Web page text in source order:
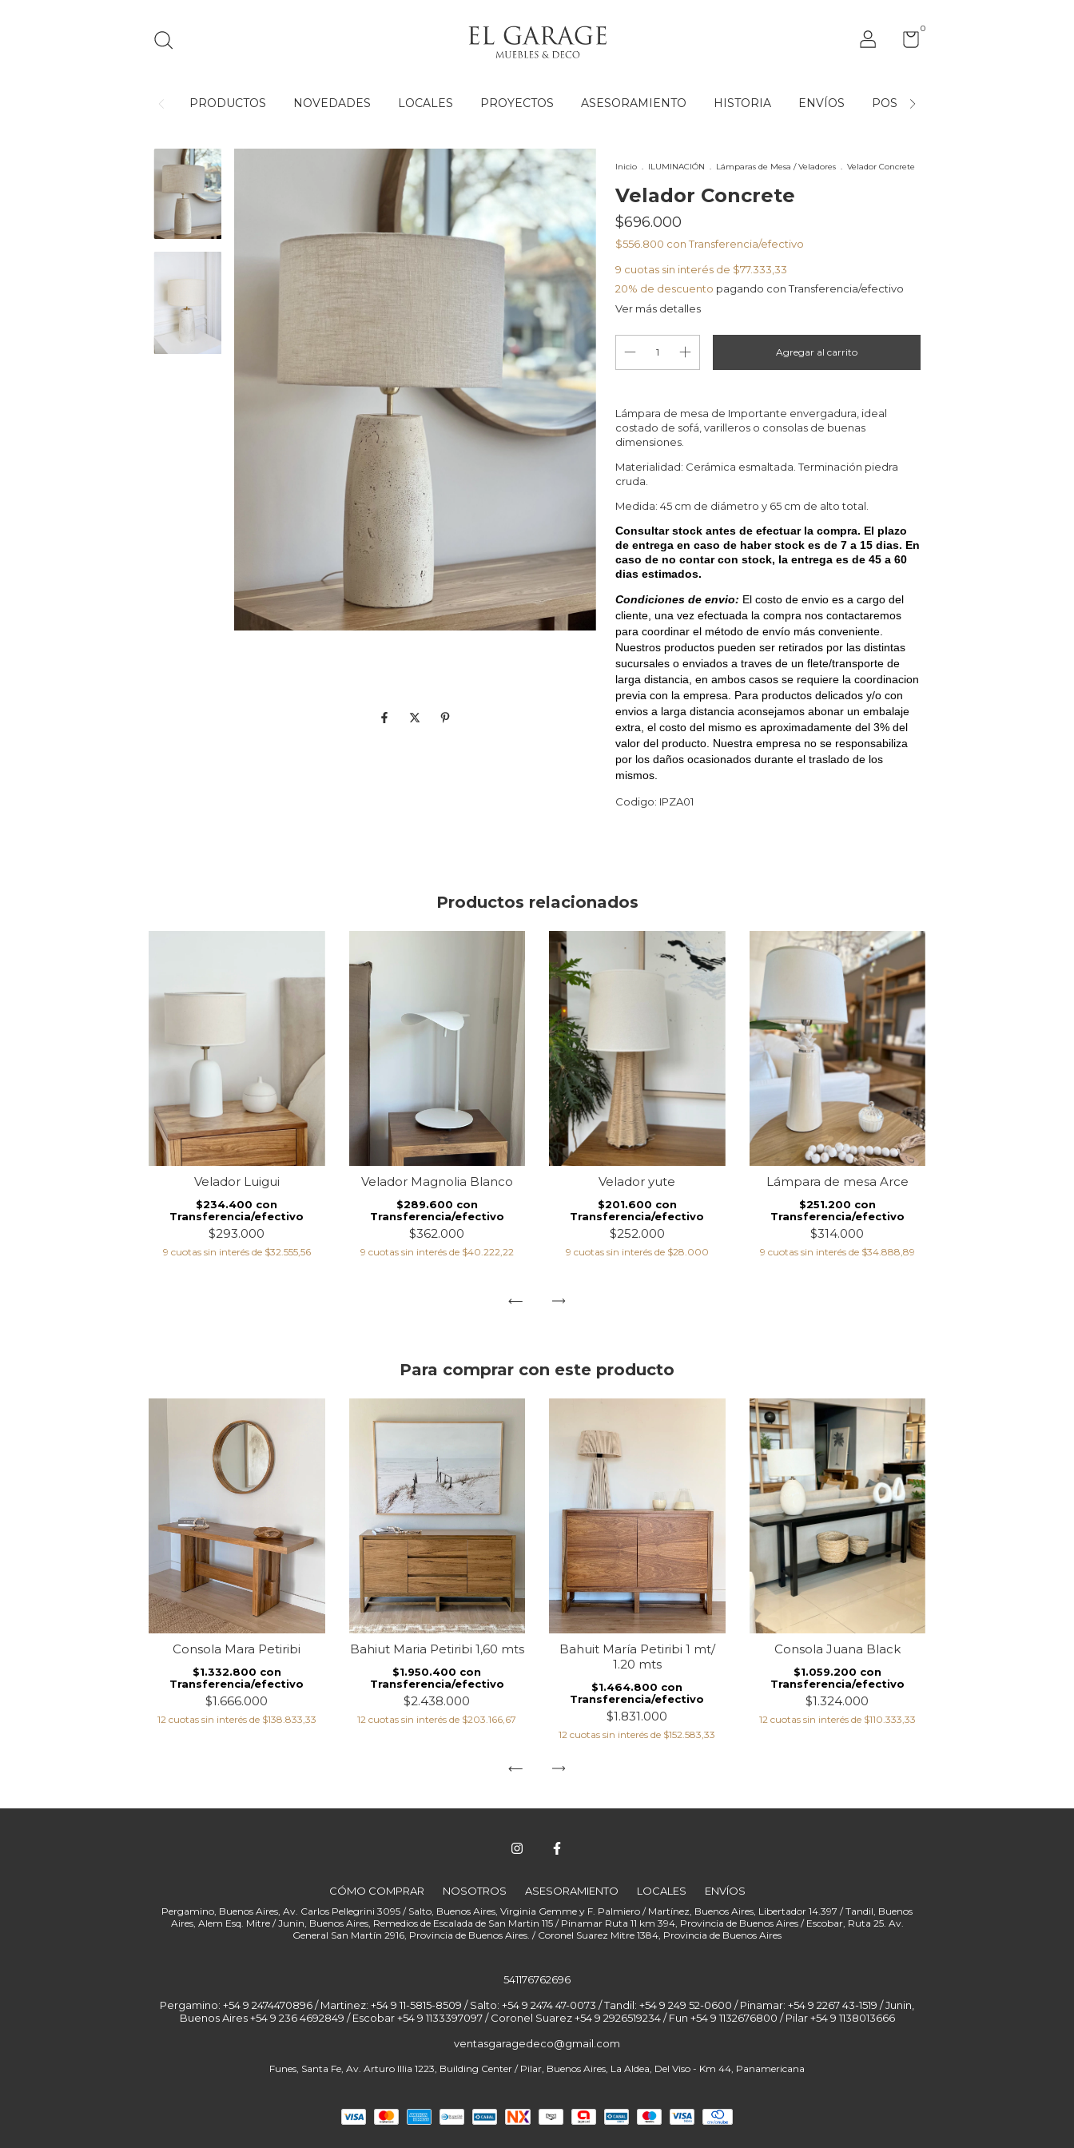
0
PRODUCTOS NOVEDADES LOCALES PROYECTOS ASESORAMIENTO HISTORIA ENVÍOS POST VENTA
Inicio . ILUMINACIÓN . Lámparas de Mesa / Veladores . Velador Concrete
Velador Concrete
$696.000
$556.800 con Transferencia/efectivo
9 cuotas sin interés de $77.333,33
20% de descuento pagando con Transferencia/efectivo
Ver más detalles
Lámpara de mesa de Importante envergadura, ideal
costado de sofá, varilleros o consolas de buenas
dimensiones.
Materialidad: Cerámica esmaltada. Terminación piedra
cruda.
Medida: 45 cm de diámetro y 65 cm de alto total.
Consultar stock antes de efectuar la compra. El plazo
de entrega en caso de haber stock es de 7 a 15 dias. En
caso de no contar con stock, la entrega es de 45 a 60
dias estimados.
Condiciones de envio: El costo de envio es a cargo del
cliente, una vez efectuada la compra nos contactaremos
para coordinar el método de envío más conveniente.
Nuestros productos pueden ser retirados por las distintas
sucursales o enviados a traves de un flete/transporte de
larga distancia, en ambos casos se requiere la coordinacion
previa con la empresa. Para productos delicados y/o con
envios a larga distancia aconsejamos abonar un embalaje
extra, el costo del mismo es aproximadamente del 3% del
valor del producto. Nuestra empresa no se responsabiliza
por los daños ocasionados durante el traslado de los
mismos.
Codigo: IPZA01
Productos relacionados
Velador Luigui
$293.000
$234.400 con
Transferencia/efectivo
9 cuotas sin interés de $32.555,56
Velador Magnolia Blanco
$362.000
$289.600 con
Transferencia/efectivo
9 cuotas sin interés de $40.222,22
Velador yute
$252.000
$201.600 con
Transferencia/efectivo
9 cuotas sin interés de $28.000
Lámpara de mesa Arce
$314.000
$251.200 con
Transferencia/efectivo
9 cuotas sin interés de $34.888,89
Para comprar con este producto
Consola Mara Petiribi
$1.666.000
$1.332.800 con
Transferencia/efectivo
12 cuotas sin interés de $138.833,33
Bahiut Maria Petiribi 1,60 mts
$2.438.000
$1.950.400 con
Transferencia/efectivo
12 cuotas sin interés de $203.166,67
Bahuit María Petiribi 1 mt/
1.20 mts
$1.831.000
$1.464.800 con
Transferencia/efectivo
12 cuotas sin interés de $152.583,33
Consola Juana Black
$1.324.000
$1.059.200 con
Transferencia/efectivo
12 cuotas sin interés de $110.333,33
CÓMO COMPRAR NOSOTROS ASESORAMIENTO LOCALES ENVÍOS
541176762696
Pergamino: +54 9 2474470896 / Martinez: +54 9 11-5815-8509 / Salto: +54 9 2474 47-0073 / Tandil: +54 9 249 52-0600 / Pinamar: +54 9 2267 43-1519 / Junin,
Buenos Aires +54 9 236 4692849 / Escobar +54 9 1133397097 / Coronel Suarez +54 9 2926519234 / Fun
ventasgaragedeco@gmail.com